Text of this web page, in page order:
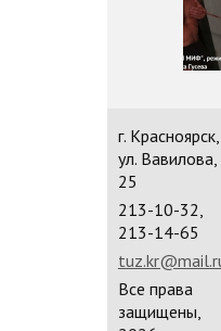
г. Красноярск,
ул. Вавилова,
25
213-10-32,
213-14-65
Все права
защищены,